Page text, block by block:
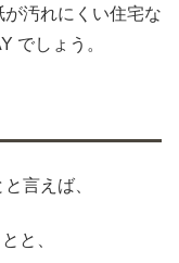
汚れにくい住宅な
でしょう。
言えば、
と、